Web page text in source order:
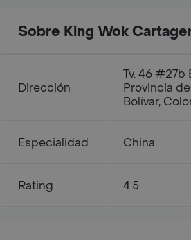
Sobre King Wok
Dirección
Tv. 46 #27b
Provincia
Bolívar,
Especialidad China
Rating 4.5